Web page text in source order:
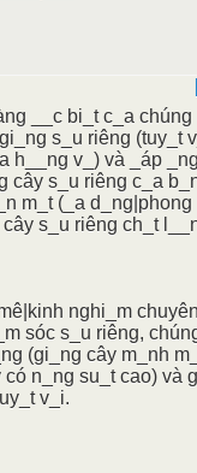
__c bi_t c_a chúng
s_u riêng (tuy_t
h__ng v_) và _áp
cây s_u riêng c_a
m_t (_a d_ng|phong
cây s_u riêng ch_t
nghi_m
sóc s_u riêng,
(gi_ng cây m_nh
n_ng su_t cao) và
v_i.